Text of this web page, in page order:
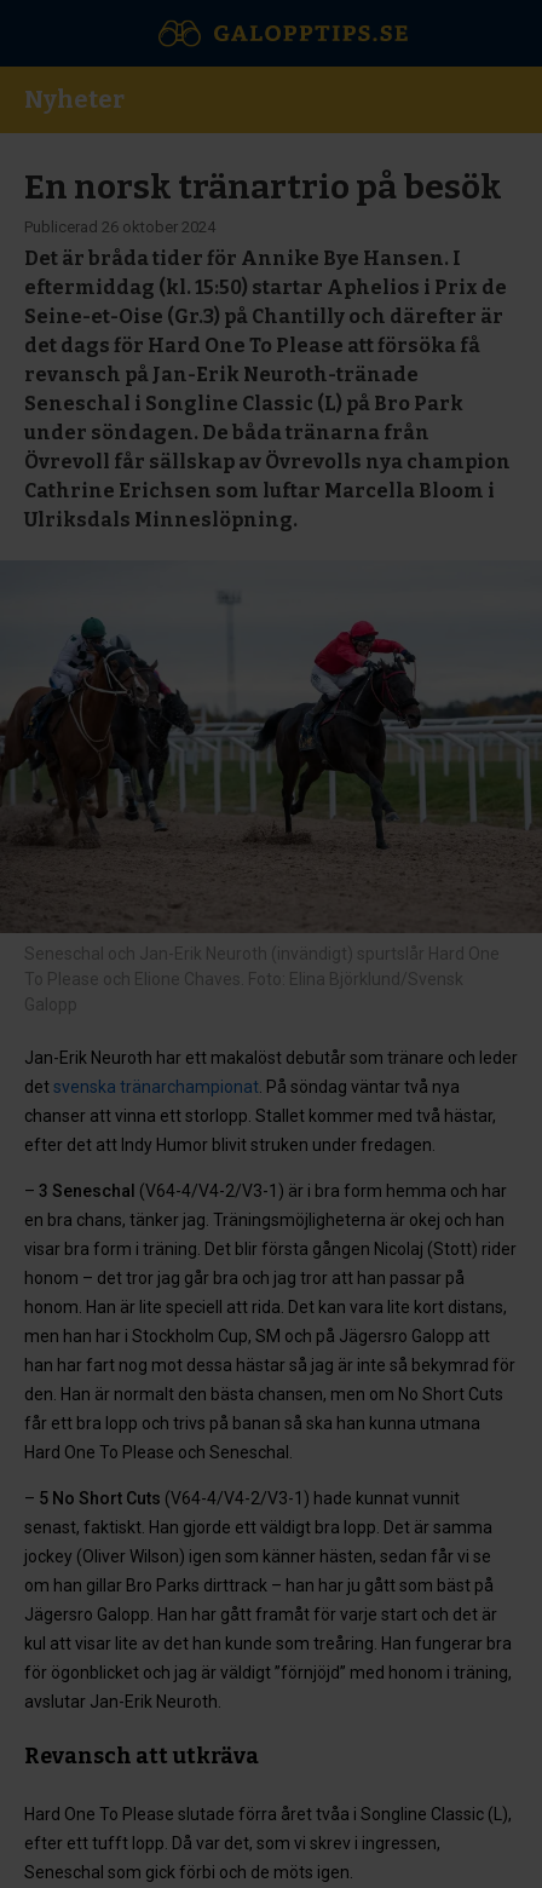
Nyheter
En norsk tränartrio på besök
Publicerad 26 oktober 2024
Det är bråda tider för Annike Bye Hansen. I
eftermiddag (kl. 15:50) startar Aphelios i Prix de
Seine-et-Oise (Gr.3) på Chantilly och därefter är
det dags för Hard One To Please att försöka få
revansch på Jan-Erik Neuroth-tränade
Seneschal i Songline Classic (L) på Bro Park
under söndagen. De båda tränarna från
Övrevoll får sällskap av Övrevolls nya champion
Cathrine Erichsen som luftar Marcella Bloom i
Ulriksdals Minneslöpning.
Seneschal och Jan-Erik Neuroth (invändigt) spurtslår Hard One
To Please och Elione Chaves. Foto: Elina Björklund/Svensk
Galopp
Jan-Erik Neuroth har ett makalöst debutår som tränare och leder
detsvenska tränarchampionat. På söndag väntar två nya
chanser att vinna ett storlopp. Stallet kommer med två hästar,
efter det att Indy Humor blivit struken under fredagen.
– 3 Seneschal (V64-4/V4-2/V3-1) är i bra form hemma och har
en bra chans, tänker jag. Träningsmöjligheterna är okej och han
visar bra form i träning. Det blir första gången Nicolaj (Stott) rider
honom – det tror jag går bra och jag tror att han passar på
honom. Han är lite speciell att rida. Det kan vara lite kort distans,
men han har i Stockholm Cup, SM och på Jägersro Galopp att
han har fart nog mot dessa hästar så jag är inte så bekymrad för
den. Han är normalt den bästa chansen, men om No Short Cuts
får ett bra lopp och trivs på banan så ska han kunna utmana
Hard One To Please och Seneschal.
– 5 No Short Cuts (V64-4/V4-2/V3-1) hade kunnat vunnit
senast, faktiskt. Han gjorde ett väldigt bra lopp. Det är samma
jockey (Oliver Wilson) igen som känner hästen, sedan får vi se
om han gillar Bro Parks dirttrack – han har ju gått som bäst på
Jägersro Galopp. Han har gått framåt för varje start och det är
kul att visar lite av det han kunde som treåring. Han fungerar bra
för ögonblicket och jag är väldigt ”förnjöjd” med honom i träning,
avslutar Jan-Erik Neuroth.
Revansch att utkräva
Hard One To Please slutade förra året tvåa i Songline Classic (L),
efter ett tufft lopp. Då var det, som vi skrev i ingressen,
Seneschal som gick förbi och de möts igen.